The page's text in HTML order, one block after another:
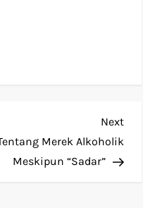
Next
Post
Next
Merek Alkoholik
Meskipun “Sadar”